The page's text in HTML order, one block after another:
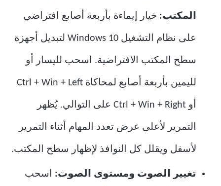
المكتب: خيار إيماءة بأربعة أصابع افتراضي
على نظام التشغيل Windows 10 لتبديل أجهزة
سطح المكتب الافتراضية. اسحب لليسار أو
لليمين بأربعة أصابع لمحاكاة Ctrl + Win + Left
أو Ctrl + Win + Right على التوالي. يُظهر
التمرير لأعلى عرض تعدد المهام أثناء التمرير
لأسفل ويقلل كل النوافذ لإظهار سطح المكتب.
تغيير الصوت ومستوى الصوت: اسحب